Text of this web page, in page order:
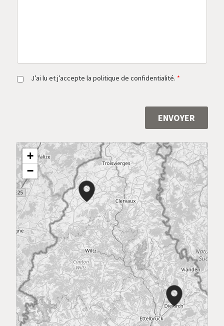
+
−
R
G
J’ai lu et j’accepte la politique de confidentialité. *
ENVOYER